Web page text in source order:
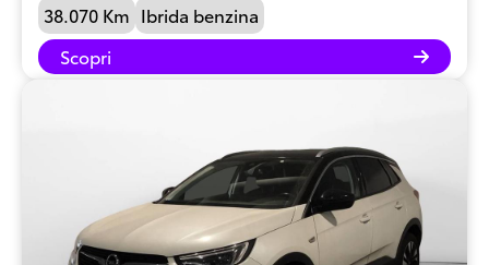
38.070 Km Ibrida benzina
Scopri